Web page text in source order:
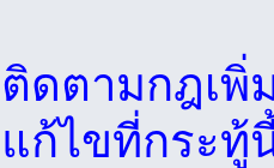
ติดตามกฎเพิ่
แก้ไขที่กระทู้